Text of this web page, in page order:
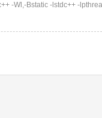
-Wl,-Bstatic -lstdc++ -